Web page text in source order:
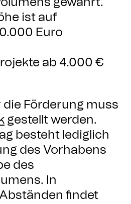
gewährt.
ist auf
Euro
ab 4.000 €
die Förderung muss
gestellt werden.
besteht lediglich
des Vorhabens
des
In
findet